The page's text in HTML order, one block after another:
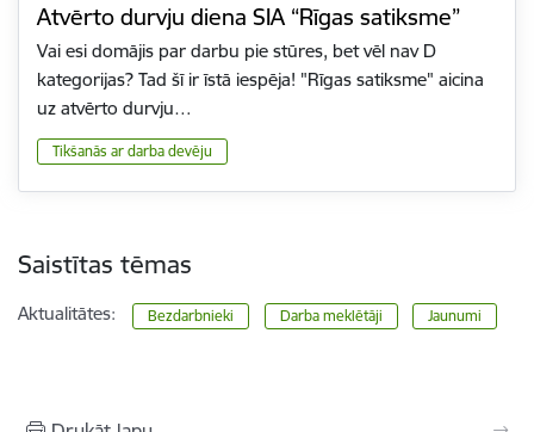
Atvērto durvju diena SIA “Rīgas satiksme”
Vai esi domājis par darbu pie stūres, bet vēl nav D
kategorijas? Tad šī ir īstā iespēja! "Rīgas satiksme" aicina
uz atvērto durvju…
Tikšanās ar darba devēju
Saistītas tēmas
Aktualitātes: Bezdarbnieki Darba meklētāji Jaunumi